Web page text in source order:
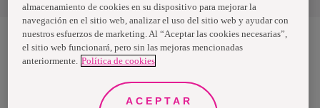
Nosotras, una marca de Essity - una compañía global líder en
mundo, utilizan nuestros productos, servicios y soluciones. Nuestro
propósito es romper barreras por el bienestar en beneficio de
consumidores, pacientes, cuidadores, clientes y la sociedad en
almacenamiento de cookies en su dispositivo para mejorar la
navegación en el sitio web, analizar el uso del sitio web y ayudar con
nuestros esfuerzos de marketing. Al “Aceptar las cookies necesarias”,
el sitio web funcionará, pero sin las mejoras mencionadas
anteriormente. Política de cookies
ACEPTAR